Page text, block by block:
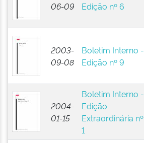
06-09
Edição nº 6
2003-
09-08
Boletim Interno -
Edição nº 9
2004-
01-15
Boletim Interno -
Edição
Extraordinária nº
1